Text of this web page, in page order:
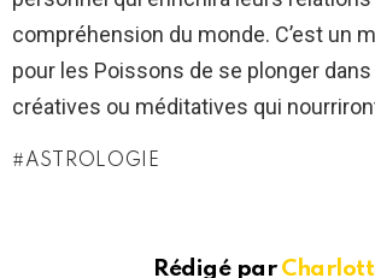
compréhension du monde. C’est un
pour les Poissons de se plonger
créatives ou méditatives qui
ASTROLOGIE
Rédigé par